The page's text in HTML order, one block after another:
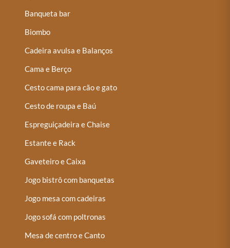
Banqueta bar
Biombo
Cadeira avulsa e Balanços
Cama e Berço
Cesto cama para cão e gato
Cesto de roupa e Baú
Espreguiçadeira e Chaise
Estante e Rack
Gaveteiro e Caixa
Jogo bistrô com banquetas
Jogo mesa com cadeiras
Jogo sofá com poltronas
Mesa de centro e Canto